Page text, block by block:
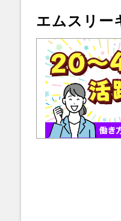
エムスリー